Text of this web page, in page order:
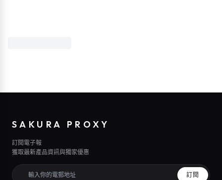
SAKURA PROXY
訂閱電子報
獲取最新產品資訊與獨家優惠
訂閱